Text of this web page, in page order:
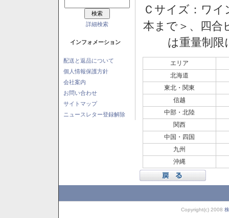
詳細検索
インフォメーション
配送と返品について
個人情報保護方針
会社案内
お問い合わせ
サイトマップ
ニュースレター登録解除
Ｃサイズ：ワイ
本まで＞、四
は重量制
エリア
北海道
東北・関東
信越
中部・北陸
関西
中国・四国
九州
沖縄
Copyright(c) 2008